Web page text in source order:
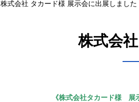
株式会社 タカード様 展示会に出展しました
株式会
《株式会社タカード様 展